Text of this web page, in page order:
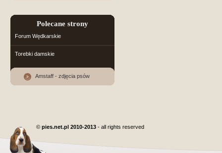
Polecane strony
Forum Wędkarskie
Torebki damskie
Amstaff - zdjęcia psów
© pies.net.pl 2010-2013 - all rights reserved